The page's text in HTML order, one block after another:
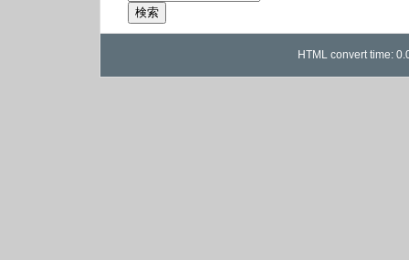
HTML convert time: